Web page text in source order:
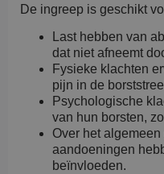
De ingreep is geschikt
Last hebben van
dat niet afneemt
Fysieke klachten
pijn in de
Psychologische
van hun borsten,
Over het
aandoeningen
beïnvloeden.